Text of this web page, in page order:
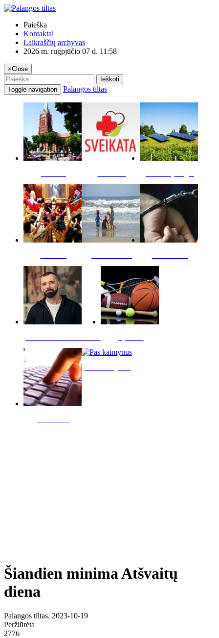
Paieška
Kontaktai
Laikraščių archyvas
2026 m. rugpjūčio 07 d. 11:58
×Close
Ieškoti
Toggle navigation
Palangos tiltas
Šiandien minima Atšvaitų
diena
Palangos tiltas, 2023-10-19
Peržiūrėta
2776